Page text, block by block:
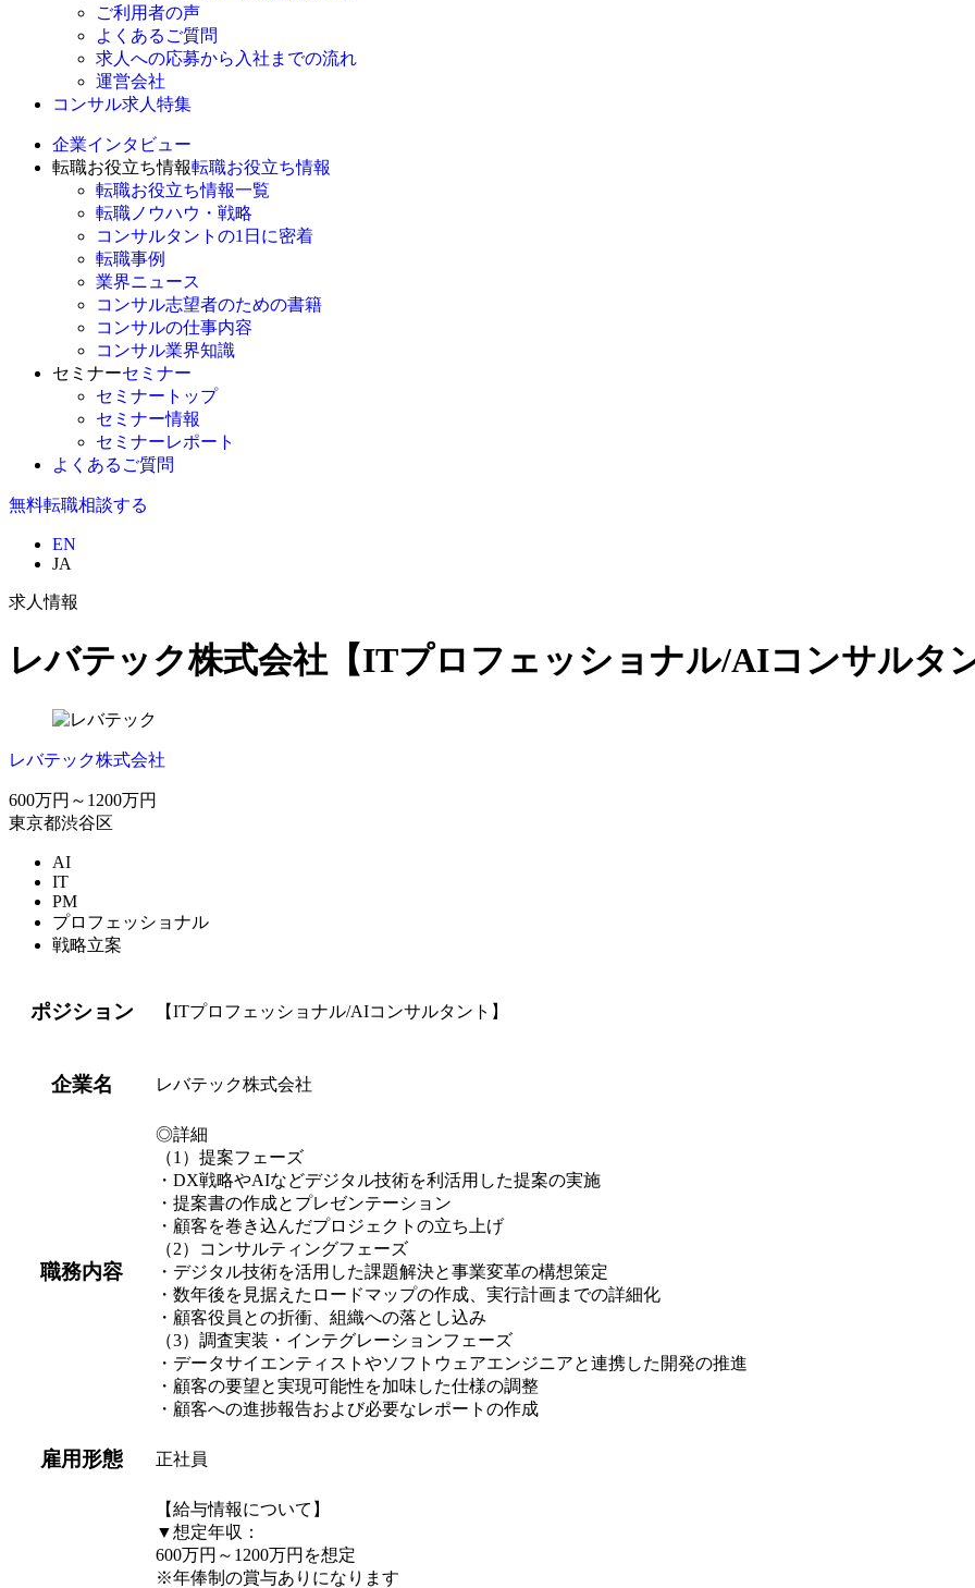
ご利用者の声
よくあるご質問
求人への応募から入社までの流れ
運営会社
コンサル求人特集
企業インタビュー
転職お役立ち情報転職お役立ち情報
転職お役立ち情報一覧
転職ノウハウ・戦略
コンサルタントの1日に密着
転職事例
業界ニュース
コンサル志望者のための書籍
コンサルの仕事内容
コンサル業界知識
セミナーセミナー
セミナートップ
セミナー情報
セミナーレポート
よくあるご質問
無料転職相談する
EN
JA
求人情報
レバテック株式会社【ITプロフェッショナル/AIコンサルタ
レバテック株式会社
600万円～1200万円
東京都渋谷区
AI
IT
PM
プロフェッショナル
戦略立案
ポジション 【ITプロフェッショナル/AIコンサルタント】
企業名 レバテック株式会社
職務内容
◎詳細
（1）提案フェーズ
・DX戦略やAIなどデジタル技術を利活用した提案の実施
・提案書の作成とプレゼンテーション
・顧客を巻き込んだプロジェクトの立ち上げ
（2）コンサルティングフェーズ
・デジタル技術を活用した課題解決と事業変革の構想策定
・数年後を見据えたロードマップの作成、実行計画までの詳細化
・顧客役員との折衝、組織への落とし込み
（3）調査実装・インテグレーションフェーズ
・データサイエンティストやソフトウェアエンジニアと連携した開発の推進
・顧客の要望と実現可能性を加味した仕様の調整
・顧客への進捗報告および必要なレポートの作成
雇用形態 正社員
【給与情報について】
▼想定年収：
600万円～1200万円を想定
※年俸制の賞与ありになります